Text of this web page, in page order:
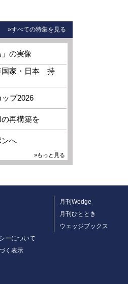
»すべての特集を見る
の実像
国家・日本 持
ップ2026
再構築を
へ
»もっと見る
ーについて
く表示
月刊Wedge
月刊ひととき
ウェッジブックス